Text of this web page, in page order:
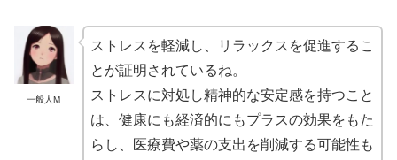
一般人M
ストレスを軽減し、リラックスを促進するこ
とが証明されているね。
ストレスに対処し精神的な安定感を持つこと
は、健康にも経済的にもプラスの効果をもた
らし、医療費や薬の支出を削減する可能性も